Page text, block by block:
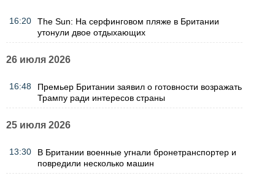
16:20
The Sun: На серфинговом пляже в Британии
утонули двое отдыхающих
26 июля 2026
16:48
Премьер Британии заявил о готовности возражать
Трампу ради интересов страны
25 июля 2026
13:30
В Британии военные угнали бронетранспортер и
повредили несколько машин